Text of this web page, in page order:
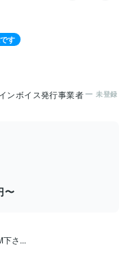
す
インボイス発行事業者 未登録
〜
さ...